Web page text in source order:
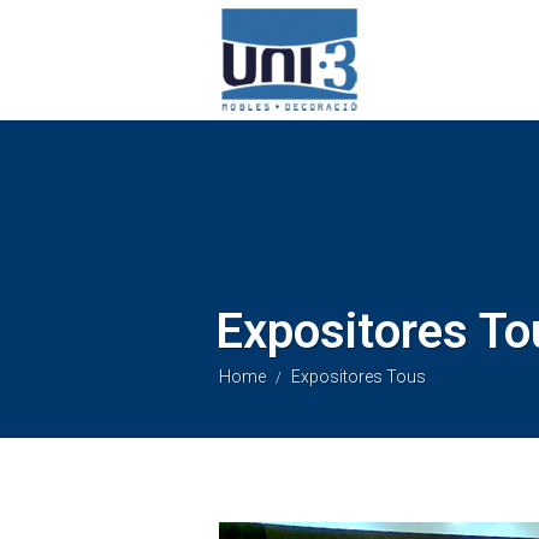
Expositores
Home / Expositores Tous